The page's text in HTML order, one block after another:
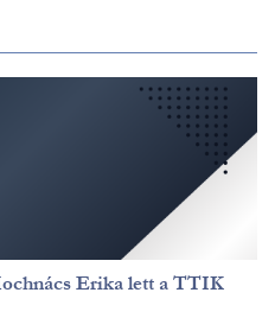
Erika lett a TTIK